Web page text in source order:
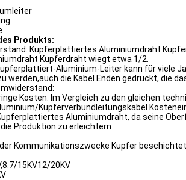
Produkts:
Kupferplattiertes Aluminiumdraht
Kupferdraht wiegt etwa 1/2.
Aluminium-Leiter kann für viele
werden,auch die Kabel Enden gedrückt, die
Kosten: Im Vergleich zu den gleichen
Kupferverbundleitungskabel
Aluminiumdraht, da seine
Produktion zu erleichtern
Kommunikationszwecke Kupfer
15KV12/20KV